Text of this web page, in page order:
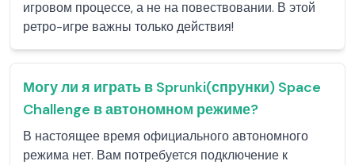
игровом процессе, а не на повествовании. В этой
ретро-игре важны только действия!
Могу ли я играть в Sprunki(спрунки) Space
Challenge в автономном режиме?
В настоящее время официального автономного
режима нет. Вам потребуется подключение к